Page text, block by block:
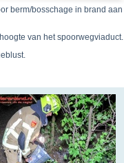
berm/bosschage in brand aan
van het spoorwegviaduct.